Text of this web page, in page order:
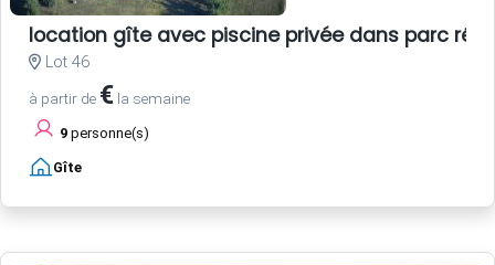
location gîte avec piscine privée dans parc
Lot 46
à partir de € la semaine
9 personne(s)
Gîte